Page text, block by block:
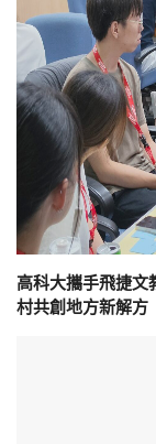
高科大攜手飛捷文
村共創地方新解方